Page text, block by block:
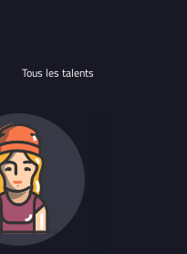
Tous les talents